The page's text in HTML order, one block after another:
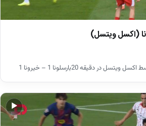
(اکسل ویتسل)
در دقیقه 20بارسلونا 1 – خیرونا 1
▶